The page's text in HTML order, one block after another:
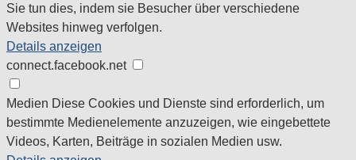
Sie tun dies, indem sie Besucher über verschiedene
Websites hinweg verfolgen.
Details anzeigen
connect.facebook.net
Medien Diese Cookies und Dienste sind erforderlich, um
bestimmte Medienelemente anzuzeigen, wie eingebettete
Videos, Karten, Beiträge in sozialen Medien usw.